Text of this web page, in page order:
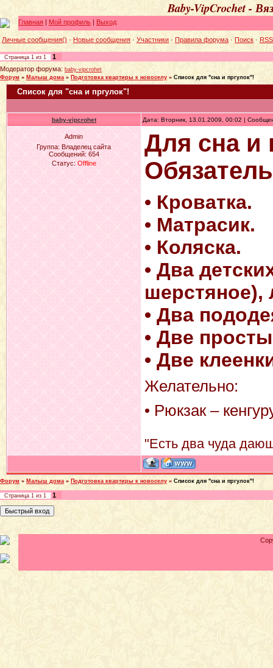
Baby-VipCrochet -
Главная | Мой профиль | Выход
Личные сообщения() · Новые сообщения · Участники · Правила форума · Поиск · RSS
Страница 1 из 1
1
Модератор форума: baby-vipcrohet
Форум » Малыш дома » Подготовка квартиры к новоселу » Список для "сна и пргулок"!
Список для "сна и пргулок"!
baby-vipcrohet Дата: Вторник, 13.01.2009, 00:02 |
Admin
Группа: Владелец сайта
Сообщений: 654
Статус: Offline
Для сна и
• Кроватка.
• Матрасик.
• Коляска.
• Два
шерстяное),
• Два
• Две
• Две
Желательно:
• Рюкзак –
"Есть два чуда
Форум » Малыш дома » Подготовка квартиры к новоселу » Список для "сна и пргулок"!
Страница 1 из 1 1